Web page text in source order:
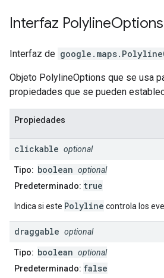
Interfaz PolylineOptions
Interfaz de google.maps.
Objeto PolylineOptions que se usa
propiedades que se pueden
Propiedades
clickable optional
Tipo: boolean optional
Predeterminado: true
Indica si este Polyline controla los
draggable optional
Tipo: boolean optional
Predeterminado: false